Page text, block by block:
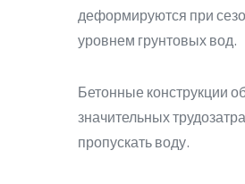
деформируются при
уровнем грунтовых вод.
Бетонные конструкции
значительных
пропускать воду.